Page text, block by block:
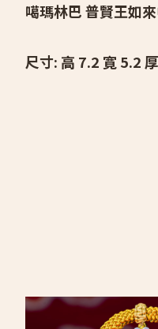
噶瑪林巴 普賢王如
尺寸: 高 7.2 寛 5.2